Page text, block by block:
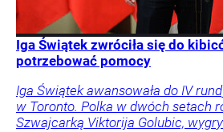
Iga Świątek zwróciła się do
potrzebować pomocy
Iga Świątek awansowała do IV
w Toronto. Polka w dwóch setach
Szwajcarką Viktorija Golubic,